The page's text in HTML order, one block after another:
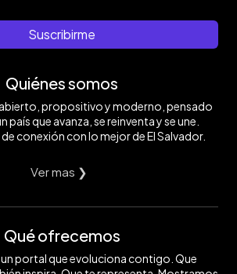
Suscribirme
Quiénes somos
propositivo y moderno, pensado
país que avanza, se reinventa y se une.
conexión con lo mejor de El Salvador.
Ver mas ❯
Qué ofrecemos
portal que evoluciona contigo. Que